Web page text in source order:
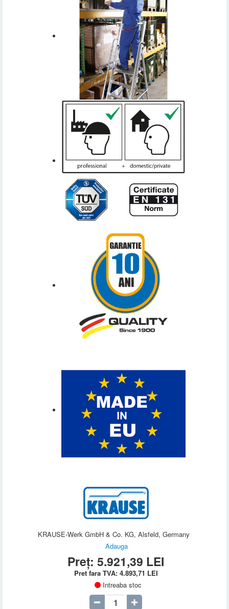
KRAUSE-Werk GmbH & Co. KG, Alsfeld, Germany
Adauga
Preț:5.921,39 LEI
Pret fara TVA: 4.893,71 LEI
Intreaba stoc